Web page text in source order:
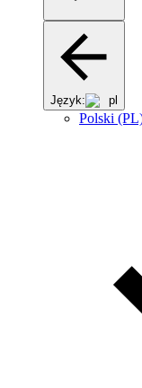
Język: pl
Polski